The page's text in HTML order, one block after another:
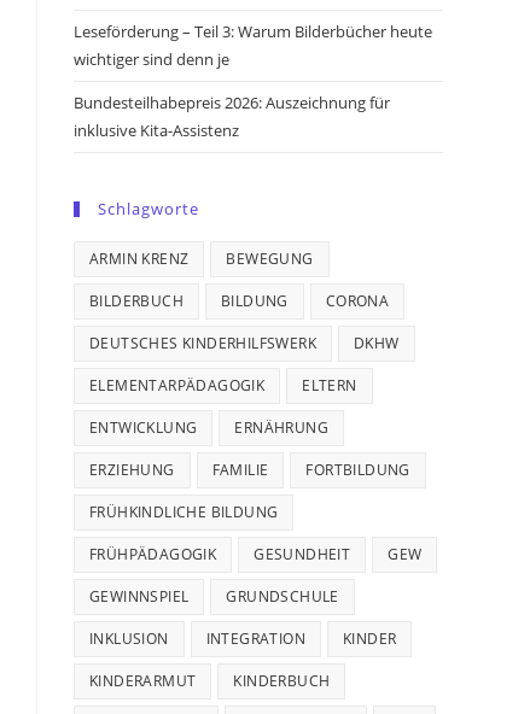
Leseförderung – Teil 3: Warum Bilderbücher heute
wichtiger sind denn je
Bundesteilhabepreis 2026: Auszeichnung für
inklusive Kita-Assistenz
Schlagworte
ARMIN KRENZ BEWEGUNG
BILDERBUCH BILDUNG CORONA
DEUTSCHES KINDERHILFSWERK DKHW
ELEMENTARPÄDAGOGIK ELTERN
ENTWICKLUNG ERNÄHRUNG
ERZIEHUNG FAMILIE FORTBILDUNG
FRÜHKINDLICHE BILDUNG
FRÜHPÄDAGOGIK GESUNDHEIT GEW
GEWINNSPIEL GRUNDSCHULE
INKLUSION INTEGRATION KINDER
KINDERARMUT KINDERBUCH